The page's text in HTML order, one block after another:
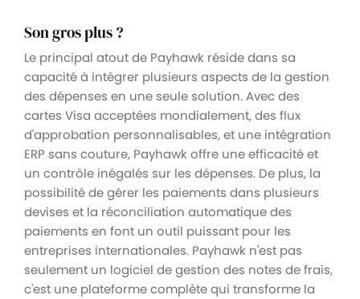
Son gros plus ?
Le principal atout de Payhawk réside dans sa
capacité à intégrer plusieurs aspects de la gestion
des dépenses en une seule solution. Avec des
cartes Visa acceptées mondialement, des flux
d'approbation personnalisables, et une intégration
ERP sans couture, Payhawk offre une efficacité et
un contrôle inégalés sur les dépenses. De plus, la
possibilité de gérer les paiements dans plusieurs
devises et la réconciliation automatique des
paiements en font un outil puissant pour les
entreprises internationales. Payhawk n'est pas
seulement un logiciel de gestion des notes de frais,
c'est une plateforme complète qui transforme la